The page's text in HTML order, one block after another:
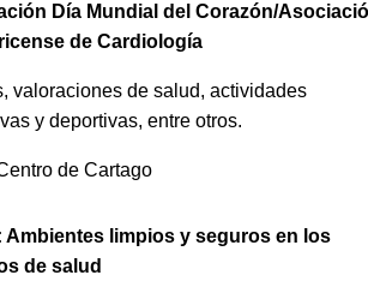
Día Mundial del Corazón/
de Cardiología
valoraciones de salud, actividades
y deportivas, entre otros.
de Cartago
Ambientes limpios y seguros en los
de salud